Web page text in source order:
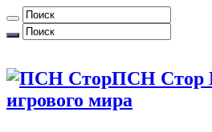
ПСН Стор
игрового мира